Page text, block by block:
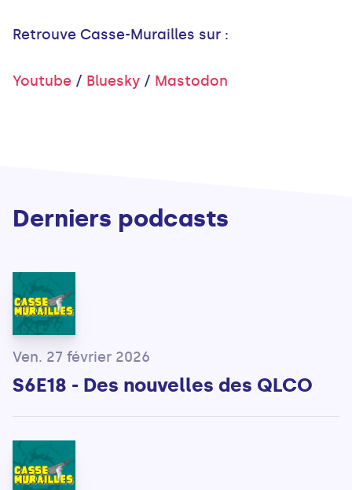
Retrouve Casse-Murailles sur :
Youtube / Bluesky / Mastodon
Derniers podcasts
Ven. 27 février 2026
S6E18 - Des nouvelles des QLCO